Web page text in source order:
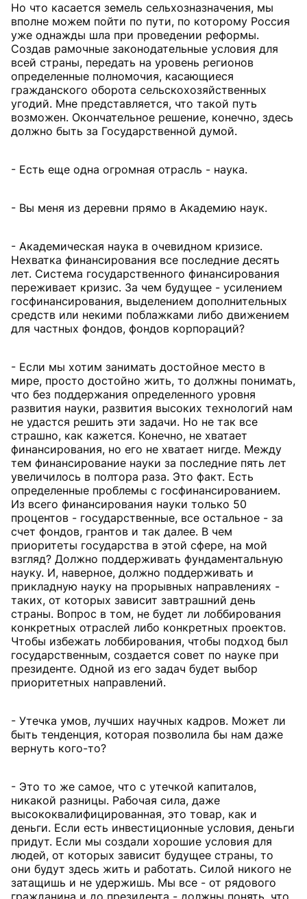
Но что касается земель сельхозназначения, мы
вполне можем пойти по пути, по которому Россия
уже однажды шла при проведении реформы.
Создав рамочные законодательные условия для
всей страны, передать на уровень регионов
определенные полномочия, касающиеся
гражданского оборота сельскохозяйственных
угодий. Мне представляется, что такой путь
возможен. Окончательное решение, конечно, здесь
должно быть за Государственной думой.
- Есть еще одна огромная отрасль - наука.
- Вы меня из деревни прямо в Академию наук.
- Академическая наука в очевидном кризисе.
Нехватка финансирования все последние десять
лет. Система государственного финансирования
переживает кризис. За чем будущее - усилением
госфинансирования, выделением дополнительных
средств или некими поблажками либо движением
для частных фондов, фондов корпораций?
- Если мы хотим занимать достойное место в
мире, просто достойно жить, то должны понимать,
что без поддержания определенного уровня
развития науки, развития высоких технологий нам
не удастся решить эти задачи. Но не так все
страшно, как кажется. Конечно, не хватает
финансирования, но его не хватает нигде. Между
тем финансирование науки за последние пять лет
увеличилось в полтора раза. Это факт. Есть
определенные проблемы с госфинансированием.
Из всего финансирования науки только 50
процентов - государственные, все остальное - за
счет фондов, грантов и так далее. В чем
приоритеты государства в этой сфере, на мой
взгляд? Должно поддерживать фундаментальную
науку. И, наверное, должно поддерживать и
прикладную науку на прорывных направлениях -
таких, от которых зависит завтрашний день
страны. Вопрос в том, не будет ли лоббирования
конкретных отраслей либо конкретных проектов.
Чтобы избежать лоббирования, чтобы подход был
государственным, создается совет по науке при
президенте. Одной из его задач будет выбор
приоритетных направлений.
- Утечка умов, лучших научных кадров. Может ли
быть тенденция, которая позволила бы нам даже
вернуть кого-то?
- Это то же самое, что с утечкой капиталов,
никакой разницы. Рабочая сила, даже
высококвалифицированная, это товар, как и
деньги. Если есть инвестиционные условия, деньги
придут. Если мы создали хорошие условия для
людей, от которых зависит будущее страны, то
они будут здесь жить и работать. Силой никого не
затащишь и не удержишь. Мы все - от рядового
гражданина и до президента - должны понять, что